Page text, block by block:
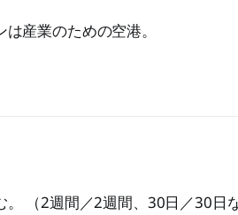
産業のための空港。
（2週間／2週間、30日／30日